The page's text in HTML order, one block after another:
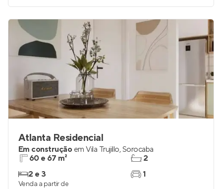
Atlanta Residencial
Em construção em Vila Trujillo,Sorocaba
60 e 67 m²
2 e 3
2
1
Venda a partir de